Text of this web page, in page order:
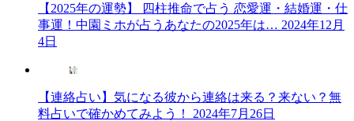
【2025年の運勢】 四柱推命で占う 恋愛運・結婚運・仕
事運！中園ミホが占うあなたの2025年は… 2024年12月
4日
【連絡占い】気になる彼から連絡は来る？来ない？無
料占いで確かめてみよう！
2024年7月26日